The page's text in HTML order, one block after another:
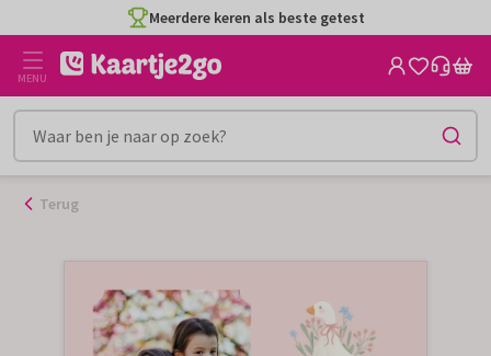
naar
inhoud
Meerdere keren als beste getest
MENU
Terug